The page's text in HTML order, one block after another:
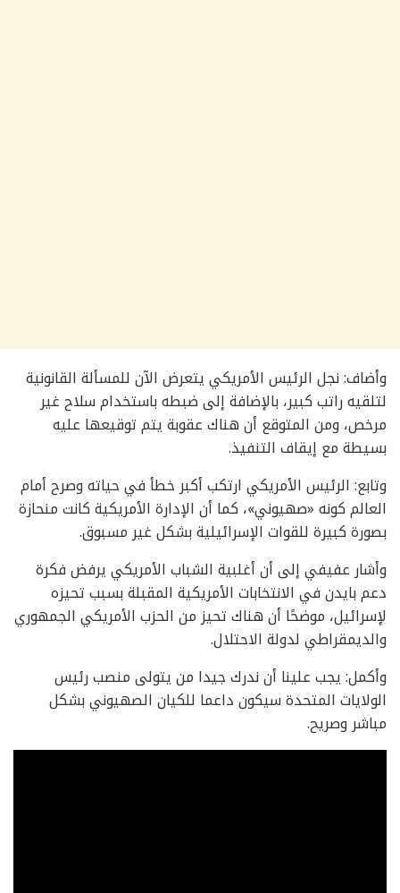
وأضاف: نجل الرئيس الأمريكي يتعرض الآن للمسألة القانونية
لتلقيه راتب كبير، بالإضافة إلى ضبطه باستخدام سلاح غير
مرخص، ومن المتوقع أن هناك عقوبة يتم توقيعها عليه
بسيطة مع إيقاف التنفيذ.
وتابع: الرئيس الأمريكي ارتكب أكبر خطأ في حياته وصرح أمام
العالم كونه «صهيوني»، كما أن الإدارة الأمريكية كانت منحازة
بصورة كبيرة للقوات الإسرائيلية بشكل غير مسبوق.
وأشار عفيفي إلى أن أغلبية الشباب الأمريكي يرفض فكرة
دعم بايدن في الانتخابات الأمريكية المقبلة بسبب تحيزه
لإسرائيل، موضحًا أن هناك تحيز من الحزب الأمريكي الجمهوري
والديمقراطي لدولة الاحتلال.
وأكمل: يجب علينا أن ندرك جيدا من يتولى منصب رئيس
الولايات المتحدة سيكون داعما للكيان الصهيوني بشكل
مباشر وصريح.